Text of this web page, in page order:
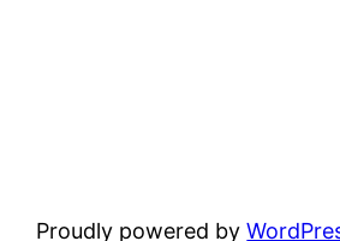
Proudly powered by